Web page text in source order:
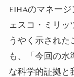
EIHAのマネー
ェスコ・ミリッ
うやく示された
も、「今回の
な科学的証拠と